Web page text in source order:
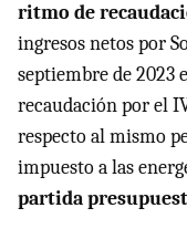
ritmo de
ingresos netos por
septiembre de 2023
recaudación por el
respecto al mismo
impuesto a las
partida